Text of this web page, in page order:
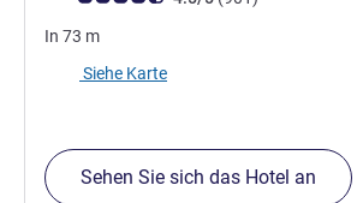
In 73 m
Siehe Karte
Sehen Sie sich das Hotel an